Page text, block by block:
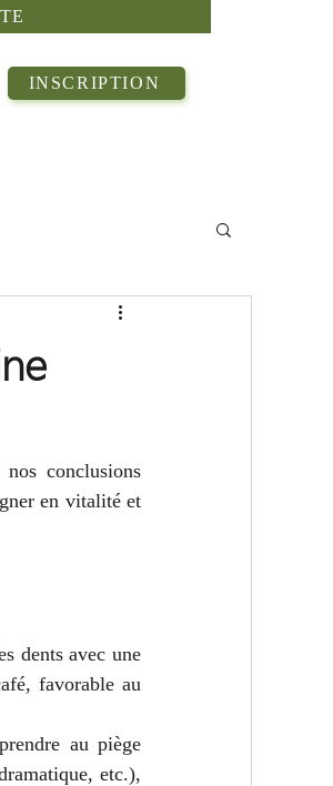
INSCRIPTION
conclusions
en vitalité et
dents avec une
favorable au
au piège
etc.),